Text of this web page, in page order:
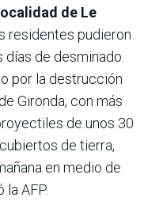
de Le
residentes pudieron
de desminado.
por la destrucción
Gironda, con más
de unos 30
de tierra,
en medio de
AFP.